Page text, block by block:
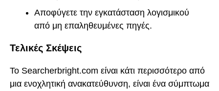
Αποφύγετε την εγκατάσταση λογισμικού
από μη επαληθευμένες πηγές.
Τελικές Σκέψεις
Το Searcherbright.com είναι κάτι περισσότερο από
μια ενοχλητική ανακατεύθυνση, είναι ένα σύμπτωμα